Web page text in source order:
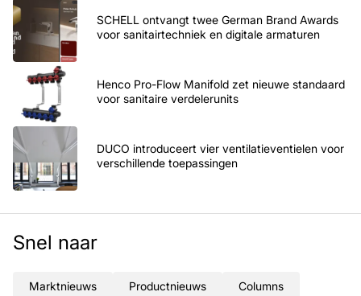
SCHELL ontvangt twee German Brand Awards
voor sanitairtechniek en digitale armaturen
Henco Pro-Flow Manifold zet nieuwe standaard
voor sanitaire verdelerunits
DUCO introduceert vier ventilatieventielen voor
verschillende toepassingen
Snel naar
Marktnieuws Productnieuws Columns